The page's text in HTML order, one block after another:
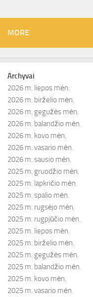
MORE
Archyvai
2026 m. liepos mėn.
2026 m. birželio mėn.
2026 m. gegužės mėn.
2026 m. balandžio mėn.
2026 m. kovo mėn.
2026 m. vasario mėn.
2026 m. sausio mėn.
2025 m. gruodžio mėn.
2025 m. lapkričio mėn.
2025 m. spalio mėn.
2025 m. rugsėjo mėn.
2025 m. rugpjūčio mėn.
2025 m. liepos mėn.
2025 m. birželio mėn.
2025 m. gegužės mėn.
2025 m. balandžio mėn.
2025 m. kovo mėn.
2025 m. vasario mėn.